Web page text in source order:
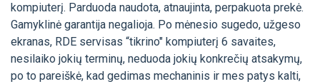
kompiuterį. Parduoda naudota, atnaujinta, perpakuota prekė.
Gamyklinė garantija negalioja. Po mėnesio sugedo, užgeso
ekranas, RDE servisas “tikrino" kompiuterį 6 savaites,
nesilaiko jokių terminų, neduoda jokių konkrečių atsakymų,
po to pareiškė, kad gedimas mechaninis ir mes patys kalti,